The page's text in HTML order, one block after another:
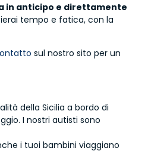
in anticipo e direttamente
tempo e fatica, con la
sul nostro sito per un
della Sicilia a bordo di
I nostri autisti sono
i tuoi bambini viaggiano